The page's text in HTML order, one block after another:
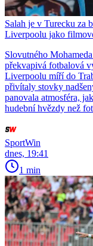
Salah je v Turecku za
Liverpoolu jako
Slovutného
překvapivá fotbalová
Liverpoolu míří do
přivítaly stovky
panovala atmosféra,
hudební hvězdy než
SportWin
dnes, 19:41
1 min